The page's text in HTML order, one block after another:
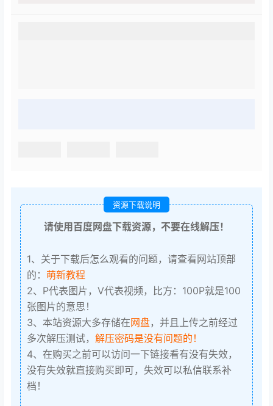
资源下载说明
请使用百度网盘下载资源，不要在线解压！
1、关于下载后怎么观看的问题，请查看网站顶部
的： 萌新教程
2、P代表图片，V代表视频，比方：100P就是100
张图片的意思！
3、本站资源大多存储在网盘，并且上传之前经过
多次解压测试， 解压密码是没有问题的！
4、在购买之前可以访问一下链接看有没有失效，
没有失效就直接购买即可，失效可以私信联系补
档！